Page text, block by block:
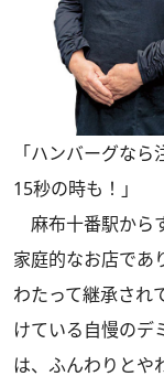
「ハンバーグな
15秒の時も！」
麻布十番駅から
家庭的なお店であ
わたって継承され
けている自慢のデ
は、ふんわりとや